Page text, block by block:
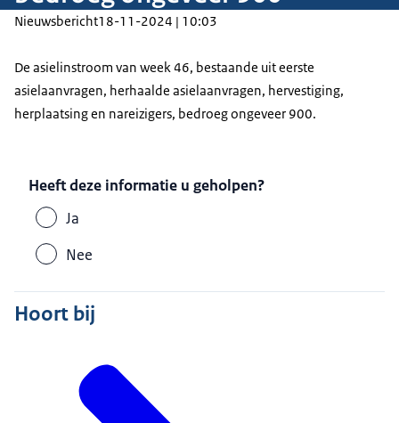
Nieuwsbericht18-11-2024 | 10:03
De asielinstroom van week 46, bestaande uit eerste
asielaanvragen, herhaalde asielaanvragen, hervestiging,
herplaatsing en nareizigers, bedroeg ongeveer 900.
Heeft deze informatie u geholpen?
Ja
Nee
Hoort bij